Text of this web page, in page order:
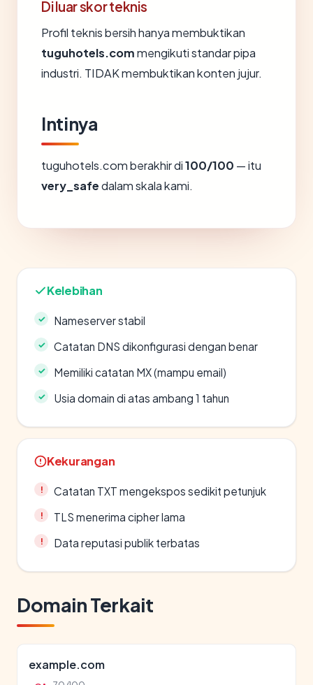
Di luar skor teknis
Profil teknis bersih hanya membuktikan
tuguhotels.commengikuti standar pipa
industri. TIDAK membuktikan konten jujur.
Intinya
tuguhotels.com berakhir di100/100 — itu
very_safedalam skala kami.
Kelebihan
Nameserver stabil
Catatan DNS dikonfigurasi dengan benar
Memiliki catatan MX (mampu email)
Usia domain di atas ambang 1 tahun
Kekurangan
Catatan TXT mengekspos sedikit petunjuk
TLS menerima cipher lama
Data reputasi publik terbatas
Domain Terkait
example.com